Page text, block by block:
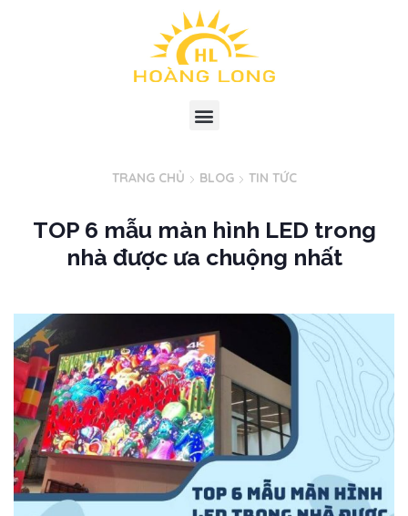
TRANG CHỦ BLOG TIN TỨC
TOP 6 mẫu màn hình LED trong
nhà được ưa chuộng nhất